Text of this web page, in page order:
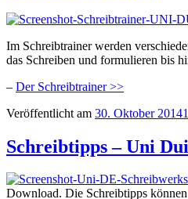
Im Schreibtrainer werden
das Schreiben und formulieren bis
– Der Schreibtrainer >>
Veröffentlicht am 30. Oktober 2014
Schreibtipps – Uni
Download. Die Schreibtipps